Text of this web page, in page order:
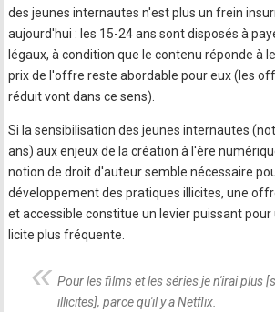
des jeunes internautes n'est plus un frein
aujourd'hui : les 15-24 ans sont disposés à
légaux, à condition que le contenu réponde à
prix de l'offre reste abordable pour eux (les
réduit vont dans ce sens).
Si la sensibilisation des jeunes internautes
ans) aux enjeux de la création à l'ère
notion de droit d'auteur semble nécessaire
développement des pratiques illicites, une
et accessible constitue un levier puissant
licite plus fréquente.
Pour les films et les séries je n'irai plus
illicites], parce qu'il y a Netflix.